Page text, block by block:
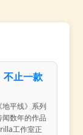
不止一款
平线》系列
数年的作品
工作室正